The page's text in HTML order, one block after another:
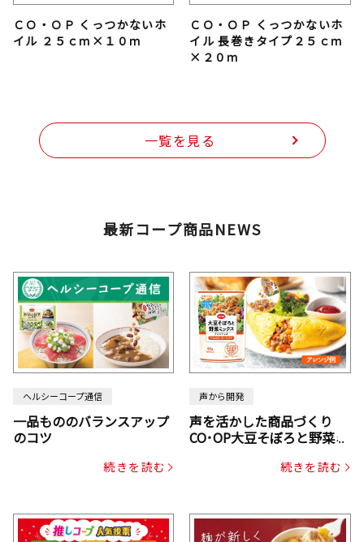
ＣＯ・ＯＰ くっつかないホ
イル ２５ｃｍ×１０ｍ
ＣＯ・ＯＰ くっつかないホ
イル 長巻きタイプ２５ｃｍ
×２０ｍ
一覧を見る
最新コープ商品NEWS
ヘルシーコープ通信
一品もののバランスアップ
のコツ
続きを読む
声から開発
声を活かした商品づくり
CO･OP大豆そぼろと野菜ミ
じん・コーン入り）続きを読む